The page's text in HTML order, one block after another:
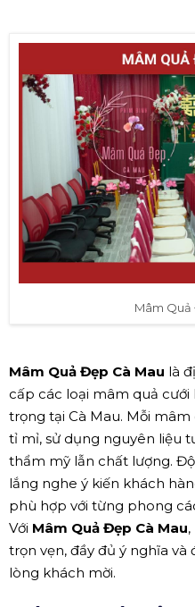
Mâm Quả
Mâm Quả Đẹp Cà Mau là
cấp các loại mâm quả cưới
trọng tại Cà Mau. Mỗi
tỉ mỉ, sử dụng nguyên liệu
thẩm mỹ lẫn chất lượng.
lắng nghe ý kiến khách
phù hợp với từng phong
Với Mâm Quả Đẹp Cà Mau
trọn vẹn, đầy đủ ý nghĩa
lòng khách mời.